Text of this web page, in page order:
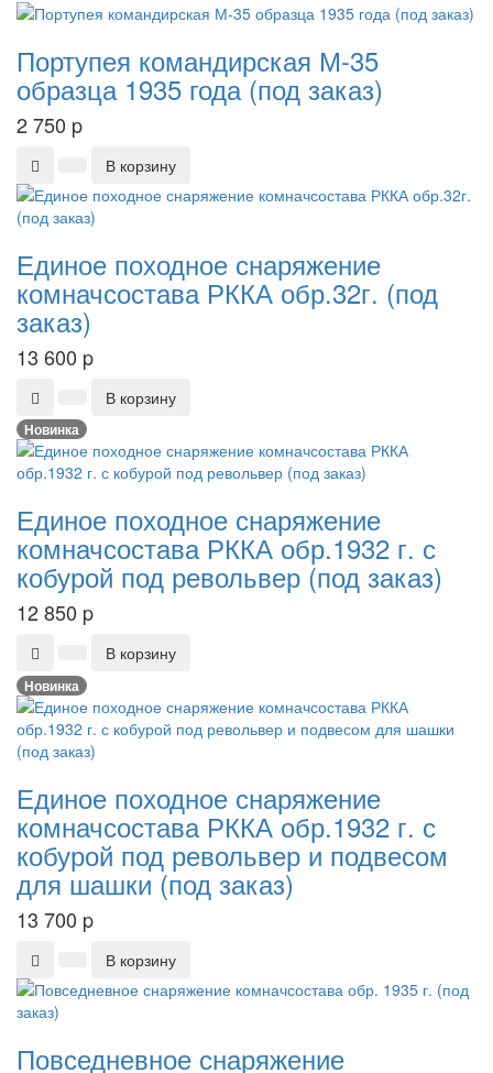
Портупея командирская М-35
образца 1935 года (под заказ)
2 750 p
В корзину
Единое походное снаряжение
комначсостава РККА обр.32г. (под
заказ)
13 600 p
В корзину
Новинка
Единое походное снаряжение
комначсостава РККА обр.1932 г. с
кобурой под револьвер (под заказ)
12 850 p
В корзину
Новинка
Единое походное снаряжение
комначсостава РККА обр.1932 г. с
кобурой под револьвер и подвесом
для шашки (под заказ)
13 700 p
В корзину
Повседневное снаряжение